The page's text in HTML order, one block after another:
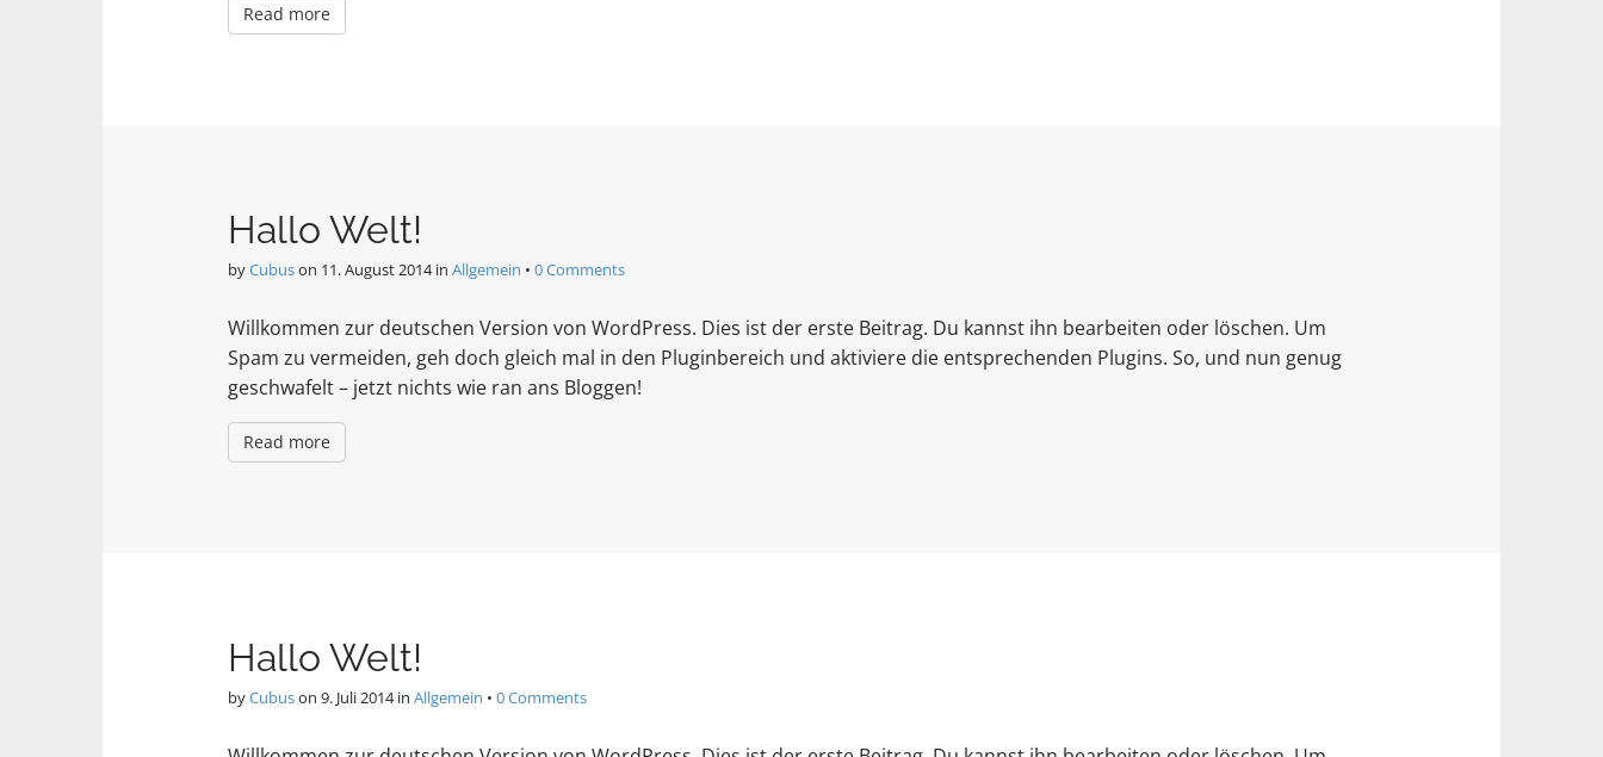
Read more
Hallo Welt!
byCubuson 11. August 2014in Allgemein • 0 Comments
Willkommen zur deutschen Version von WordPress. Dies ist der erste Beitrag. Du kannst ihn bearbeiten oder löschen. Um
Spam zu vermeiden, geh doch gleich mal in den Pluginbereich und aktiviere die entsprechenden Plugins. So, und nun genug
geschwafelt – jetzt nichts wie ran ans Bloggen!
Read more
Hallo Welt!
byCubuson 9. Juli 2014in Allgemein • 0 Comments